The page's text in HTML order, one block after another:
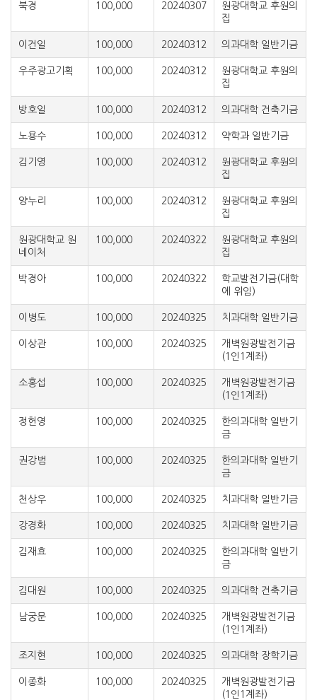
북경 100,000 20240307
원광대학교 후원의
집
이건일 100,000 20240312 의과대학 일반기금
우주광고기획 100,000 20240312
원광대학교 후원의
집
방호일 100,000 20240312 의과대학 건축기금
노용수 100,000 20240312 약학과 일반기금
김기영 100,000 20240312
원광대학교 후원의
집
양누리 100,000 20240312
원광대학교 후원의
집
원광대학교 원
네이처
100,000 20240322
원광대학교 후원의
집
박경아 100,000 20240322
학교발전기금(대학
에 위임)
이병도 100,000 20240325 치과대학 일반기금
이상관 100,000 20240325
개벽원광발전기금
(1인1계좌)
소홍섭 100,000 20240325
개벽원광발전기금
(1인1계좌)
정헌영 100,000 20240325
한의과대학 일반기
금
권강범 100,000 20240325
한의과대학 일반기
금
천상우 100,000 20240325 치과대학 일반기금
강경화 100,000 20240325 치과대학 일반기금
김재효 100,000 20240325
한의과대학 일반기
금
김대원 100,000 20240325 의과대학 건축기금
남궁문 100,000 20240325
개벽원광발전기금
(1인1계좌)
조지현 100,000 20240325 의과대학 장학기금
이종화 100,000 20240325
개벽원광발전기금
(1인1계좌)